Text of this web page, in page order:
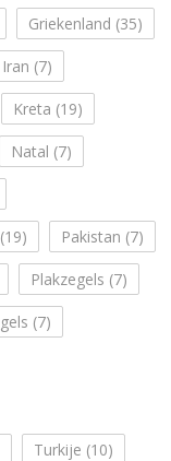
Griekenland (35)
Iran (7)
Kreta (19)
Natal (7)
Pakistan (7)
Plakzegels (7)
(7)
Turkije (10)